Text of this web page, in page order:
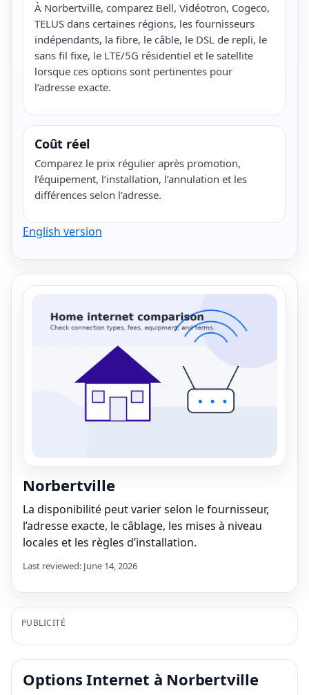
À Norbertville, comparez Bell, Vidéotron, Cogeco,
TELUS dans certaines régions, les fournisseurs
indépendants, la fibre, le câble, le DSL de repli, le
sans fil fixe, le LTE/5G résidentiel et le satellite
lorsque ces options sont pertinentes pour
l’adresse exacte.
Coût réel
Comparez le prix régulier après promotion,
l’équipement, l’installation, l’annulation et les
différences selon l’adresse.
English version
Norbertville
La disponibilité peut varier selon le fournisseur,
l’adresse exacte, le câblage, les mises à niveau
locales et les règles d’installation.
Last reviewed: June 14, 2026
PUBLICITÉ
Options Internet à Norbertville